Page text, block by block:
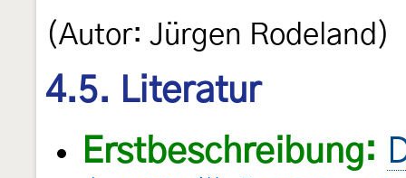
(Autor: Jürgen Rodeland)
4.5. Literatur
Erstbeschreibung: